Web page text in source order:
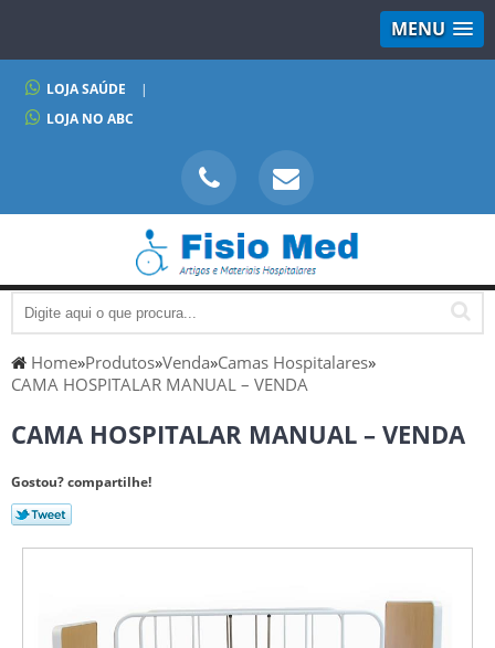
MENU
LOJA SAÚDE
|
LOJA NO ABC
Home»Produtos»Venda»Camas Hospitalares»
CAMA HOSPITALAR MANUAL – VENDA
CAMA HOSPITALAR MANUAL – VENDA
Gostou? compartilhe!